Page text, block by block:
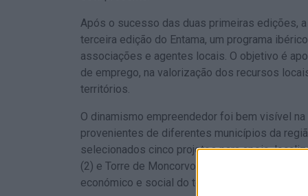
Após o sucesso das duas primeiras edições, a
terceira edição do Entama, um programa
associações e agentes locais. O objetivo é
de emprego, na valorização dos recursos
territórios.
O dinamismo empreendedor foi bem visível
provenientes de diferentes municípios da
selecionados cinco projetos para apoio,
(2) e Torre de Moncorvo (1), o que reflete a
económico e social do território.